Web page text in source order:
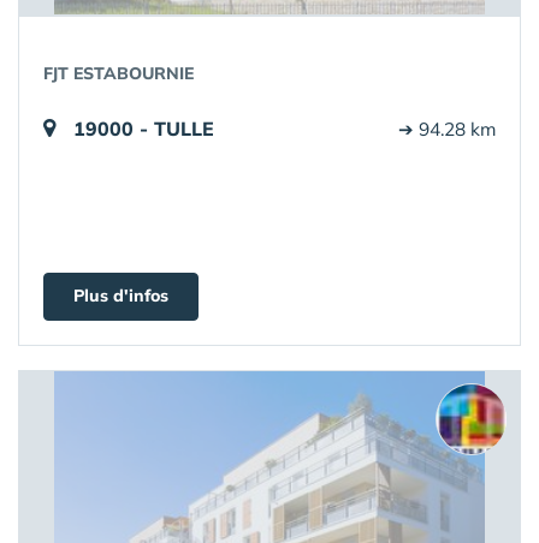
FJT ESTABOURNIE
19000 - TULLE ➔ 94.28 km
Plus d'infos